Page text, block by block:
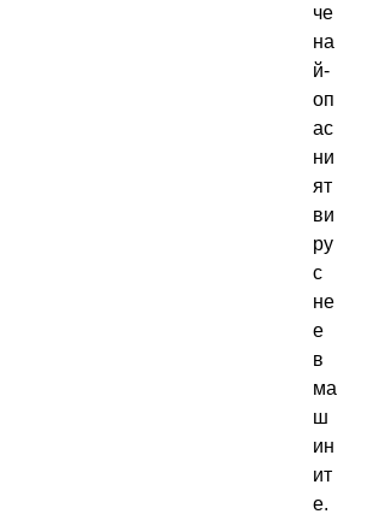
че
на
й-
оп
ас
ни
ят
ви
ру
с
не
е
в
ма
ш
ин
ит
е.